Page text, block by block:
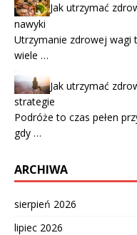
Jak utrzymać
nawyki
Utrzymanie zdrowej wagi
wiele …
Jak utrzymać
strategie
Podróże to czas pełen
gdy …
ARCHIWA
sierpień 2026
lipiec 2026